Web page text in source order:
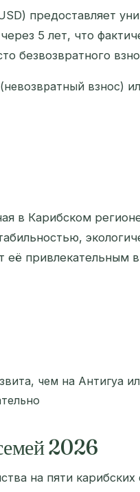
предоставляет
5 лет, что
безвозвратного
взнос)
в Карибском
её привлекательным
чем на Антигуа
2026
на пяти карибских